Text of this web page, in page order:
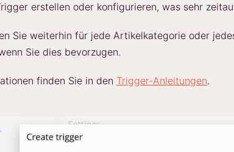
erstellen oder konfigurieren, was sehr
Sie weiterhin für jede Artikelkategorie oder
Sie dies bevorzugen.
finden Sie in den Trigger-Anleitungen.